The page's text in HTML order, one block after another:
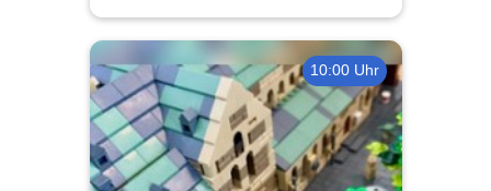
10:00 Uhr